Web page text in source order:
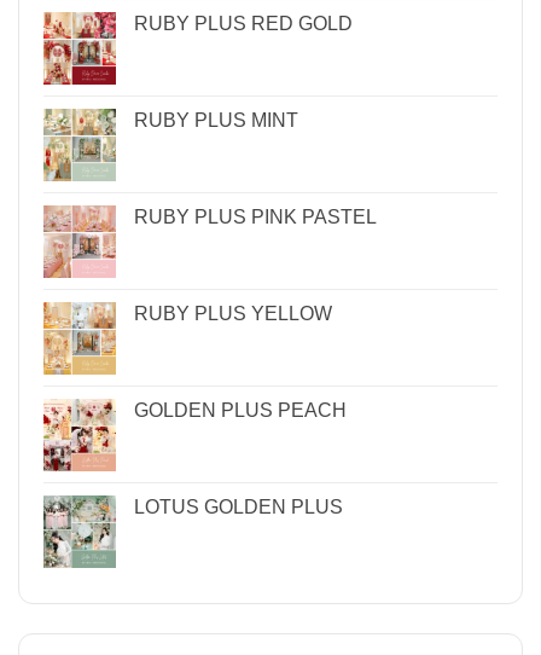
RUBY PLUS RED GOLD
RUBY PLUS MINT
RUBY PLUS PINK PASTEL
RUBY PLUS YELLOW
GOLDEN PLUS PEACH
LOTUS GOLDEN PLUS